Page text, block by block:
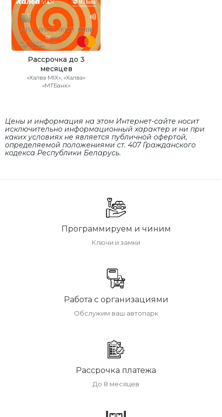
Рассрочка до 3
месяцев
«Халва MIX», «Халва»
«МТБанк»
Цены и информация на этом Интернет-сайте носит
исключительно информационный характер и ни при
каких условиях не является публичной офертой,
определяемой положениями cт. 407 Гражданского
кодекса Республики Беларусь.
Программируем и чиним
Ключи и замки
Работа с организациями
Обслужим ваш автопарк
Рассрочка платежа
До 8 месяцев